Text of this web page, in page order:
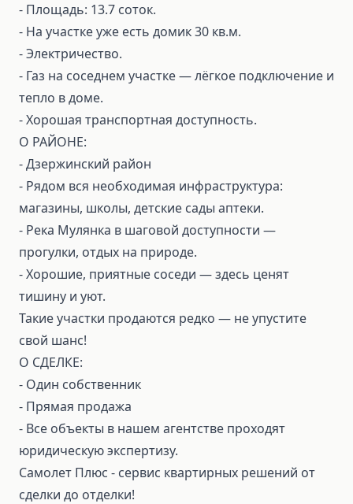
- Площадь: 13.7 соток.
- На участке уже есть домик 30 кв.м.
- Электричество.
- Газ на соседнем участке — лёгкое подключение и
тепло в доме.
- Хорошая транспортная доступность.
О РАЙОНЕ:
- Дзержинский район
- Рядом вся необходимая инфраструктура:
магазины, школы, детские сады аптеки.
- Река Мулянка в шаговой доступности —
прогулки, отдых на природе.
- Хорошие, приятные соседи — здесь ценят
тишину и уют.
Такие участки продаются редко — не упустите
свой шанс!
О СДЕЛКЕ:
- Один собственник
- Прямая продажа
- Все объекты в нашем агентстве проходят
юридическую экспертизу.
Самолет Плюс - сервис квартирных решений от
сделки до отделки!